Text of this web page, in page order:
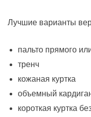
Лучшие варианты
пальто прямого
тренч
кожаная куртка
объемный
короткая куртка